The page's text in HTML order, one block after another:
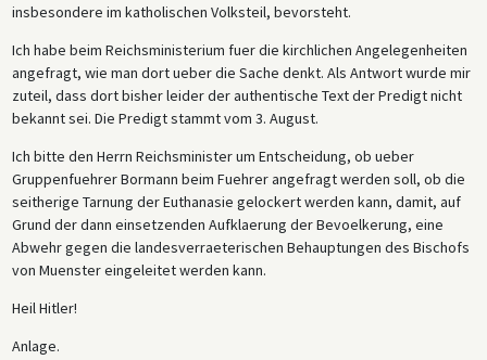
insbesondere im katholischen Volksteil, bevorsteht.
Ich habe beim Reichsministerium fuer die kirchlichen Angelegenheiten
angefragt, wie man dort ueber die Sache denkt. Als Antwort wurde mir
zuteil, dass dort bisher leider der authentische Text der Predigt nicht
bekannt sei. Die Predigt stammt vom 3. August.
Ich bitte den Herrn Reichsminister um Entscheidung, ob ueber
Gruppenfuehrer Bormann beim Fuehrer angefragt werden soll, ob die
seitherige Tarnung der Euthanasie gelockert werden kann, damit, auf
Grund der dann einsetzenden Aufklaerung der Bevoelkerung, eine
Abwehr gegen die landesverraeterischen Behauptungen des Bischofs
von Muenster eingeleitet werden kann.
Heil Hitler!
Anlage.